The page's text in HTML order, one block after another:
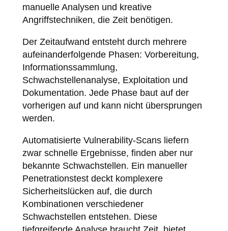
manuelle Analysen und kreative
Angriffstechniken, die Zeit benötigen.
Der Zeitaufwand entsteht durch mehrere
aufeinanderfolgende Phasen: Vorbereitung,
Informationssammlung,
Schwachstellenanalyse, Exploitation und
Dokumentation. Jede Phase baut auf der
vorherigen auf und kann nicht übersprungen
werden.
Automatisierte Vulnerability-Scans liefern
zwar schnelle Ergebnisse, finden aber nur
bekannte Schwachstellen. Ein manueller
Penetrationstest deckt komplexere
Sicherheitslücken auf, die durch
Kombinationen verschiedener
Schwachstellen entstehen. Diese